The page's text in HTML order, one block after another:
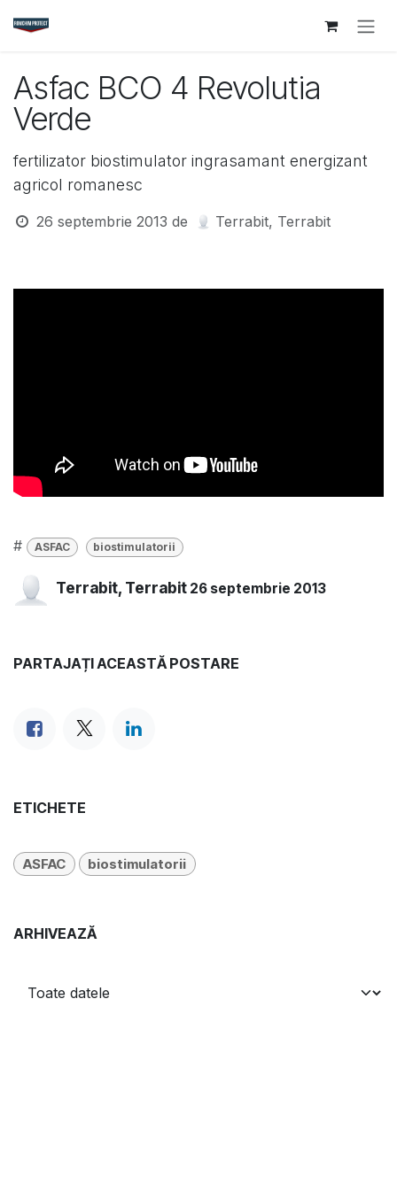
Asfac BCO 4 Revolutia
Verde
fertilizator biostimulator ingrasamant energizant
agricol romanesc
26 septembrie 2013 de Terrabit, Terrabit
# ASFAC biostimulatorii
Terrabit, Terrabit 26 septembrie 2013
PARTAJAȚI ACEASTĂ POSTARE
ETICHETE
ASFAC biostimulatorii
ARHIVEAZĂ